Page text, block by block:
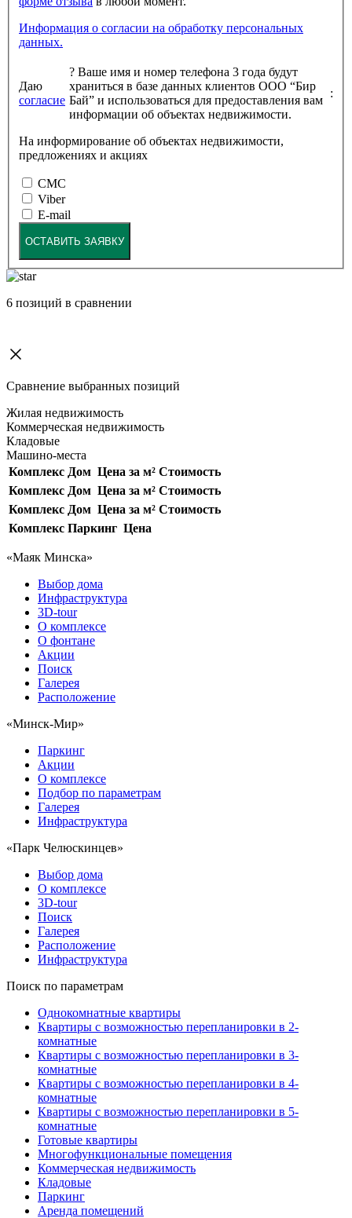
Информация о согласии на обработку персональных
данных.
Даю
согласие
? Ваше имя и номер телефона 3 года будут
храниться в базе данных клиентов ООО “Бир
Бай” и использоваться для предоставления вам
информации об объектах недвижимости.
:
На информирование об объектах недвижимости,
предложениях и акциях
СМС
Viber
E-mail
ОСТАВИТЬ ЗАЯВКУ
6 позиций в сравнении
Сравнение выбранных позиций
Жилая недвижимость
Коммерческая недвижимость
Кладовые
Машино-места
Комплекс Дом Цена за м² Стоимость
Комплекс Дом Цена за м² Стоимость
Комплекс Дом Цена за м² Стоимость
Комплекс Паркинг Цена
«Маяк Минска»
Выбор дома
Инфраструктура
3D-tour
О комплексе
О фонтане
Акции
Поиск
Галерея
Расположение
«Минск-Мир»
Паркинг
Акции
О комплексе
Подбор по параметрам
Галерея
Инфраструктура
«Парк Челюскинцев»
Выбор дома
О комплексе
3D-tour
Поиск
Галерея
Расположение
Инфраструктура
Поиск по параметрам
Однокомнатные квартиры
Квартиры с возможностью перепланировки в 2-
комнатные
Квартиры с возможностью перепланировки в 3-
комнатные
Квартиры с возможностью перепланировки в 4-
комнатные
Квартиры с возможностью перепланировки в 5-
комнатные
Готовые квартиры
Многофункциональные помещения
Коммерческая недвижимость
Кладовые
Паркинг
Аренда помещений